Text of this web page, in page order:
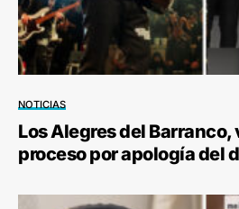
NOTICIAS
Los Alegres del
proceso por apología del